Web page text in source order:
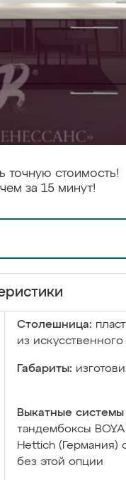
точную стоимость!
за 15 минут!
Столешница:
из
Габариты:
Выкатные системы
тандембоксы
Hettich (Германия)
без этой опции